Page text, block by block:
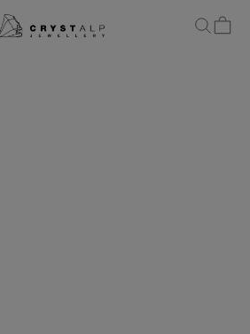
crystalpjewelry
Suchen